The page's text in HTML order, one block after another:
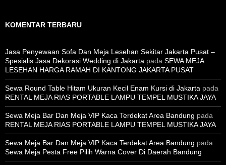
KOMENTAR TERBARU
Jasa Penyewaan Sofa Dan Meja Lesehan Sekitar Jakarta Pusat –
Spesialis Jasa Dekorasi Wedding di Jakarta pada SEWA MEJA
LESEHAN HARGA RAMAH DI KANTONG JAKARTA PUSAT
Sewa Round Table Hitam Ukuran Kecil Enam Kursi di Jakarta pada
RENTAL MEJA RIAS PORTABLE LAMPU TEMPEL MUSTIKA JAYA
Sewa Meja Bar Dan Meja VIP Kaca Terdekat Area Bandung pada
RENTAL MEJA RIAS PORTABLE LAMPU TEMPEL MUSTIKA JAYA
Sewa Meja Bar Dan Meja VIP Kaca Terdekat Area Bandung pada
Sewa Meja Pesta Free Pilih Warna Cover Di Daerah Bandung